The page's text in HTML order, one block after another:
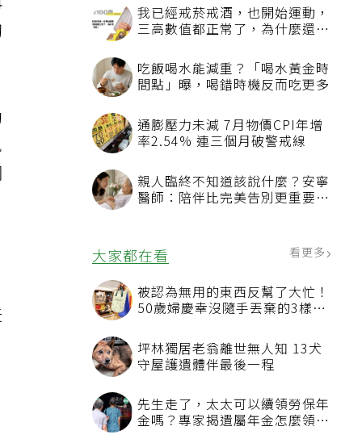
我已經戒菸戒酒，也開始運動，
三高數值都正常了，為什麼還不
吃飯喝水能減重？「喝水黃金時
間點」曝，喝錯時機反而吃更多
通膨壓力未減 7月物價CPI年增
率2.54% 連三個月破警戒線
親人臨終不知道該說什麼？安寧
醫師：陪伴比完美告別更重要，
大家都在看
被認為無用的東西反幫了大忙！
50歲婦慶幸沒隨手丟棄的3樣物
坪林獨居老翁離世無人知 13犬
守屋護遺體伴最後一程
先生走了，太太可以續領勞保年